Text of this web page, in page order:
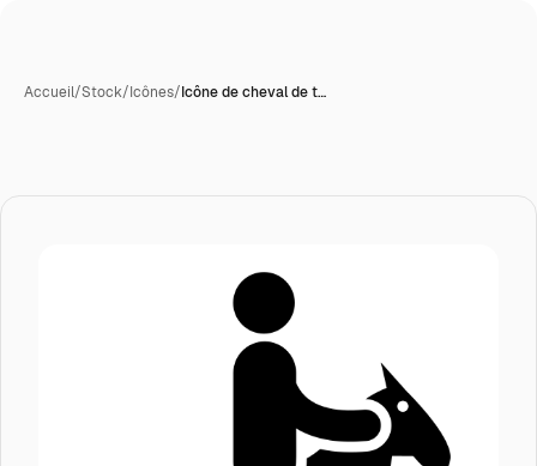
Accueil/Stock/Icônes/Icône de cheval de t…